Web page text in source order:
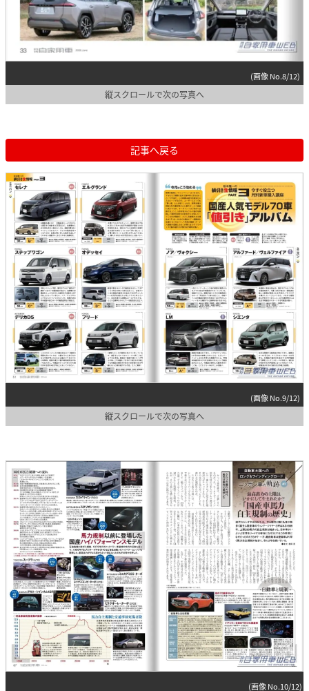
(画像 No.8/12)
縦スクロールで次の写真へ
記事へ戻る
(画像 No.9/12)
縦スクロールで次の写真へ
(画像 No.10/12)